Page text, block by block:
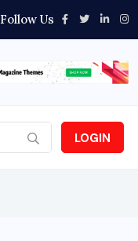
Follow Us
LOGIN